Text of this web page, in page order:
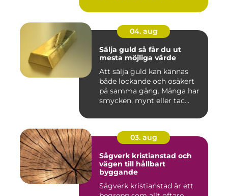
04. aug
Sälja guld så får du ut
mesta möjliga värde
Att sälja guld kan kännas
både lockande och osäkert
på samma gång. Många har
smycken, mynt eller tac...
03. aug
Sågverk kristianstad och
vägen till hållbart
byggande
Sågverk kristianstad är ett